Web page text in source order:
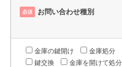
必須 お問い合わせ種別
金庫の鍵開け 金庫処分
鍵交換
金庫を開けて処分